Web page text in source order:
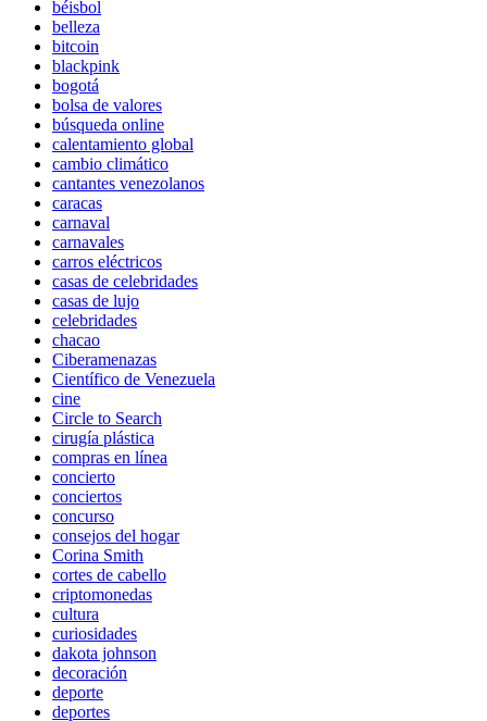
béisbol
belleza
bitcoin
blackpink
bogotá
bolsa de valores
búsqueda online
calentamiento global
cambio climático
cantantes venezolanos
caracas
carnaval
carnavales
carros eléctricos
casas de celebridades
casas de lujo
celebridades
chacao
Ciberamenazas
Científico de Venezuela
cine
Circle to Search
cirugía plástica
compras en línea
concierto
conciertos
concurso
consejos del hogar
Corina Smith
cortes de cabello
criptomonedas
cultura
curiosidades
dakota johnson
decoración
deporte
deportes